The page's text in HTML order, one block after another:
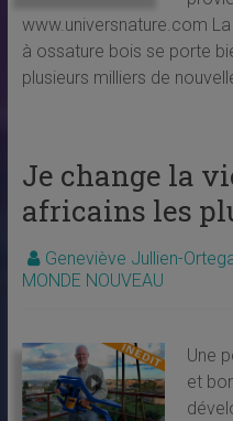
www.universnature.com
à ossature bois se porte
plusieurs milliers de
Je change la
africains les
Geneviève Jullien-
MONDE NOUVEAU
Une
et